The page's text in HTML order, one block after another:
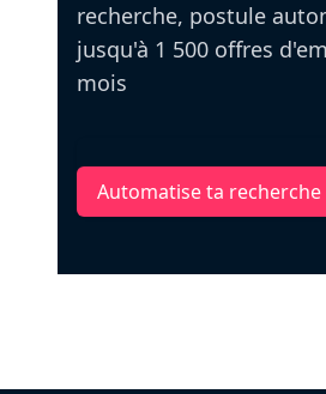
recherche, postule
jusqu'à 1 500 offres
mois
Automatise ta